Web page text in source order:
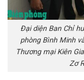
Đại diện Ban Chỉ
phòng Bình Minh
Thương mại Kiên
Zơ